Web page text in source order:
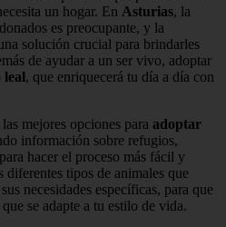
un hogar. En Asturias, la
es preocupante, y la
solución crucial para brindarles
de ayudar a un ser vivo, adoptar
leal, que enriquecerá tu día a día con
mejores opciones para adoptar
información sobre refugios,
hacer el proceso más fácil y
tipos de animales que
necesidades específicas, para que
se adapte a tu estilo de vida.